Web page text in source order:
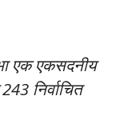
एक एकसदनीय
निर्वाचित